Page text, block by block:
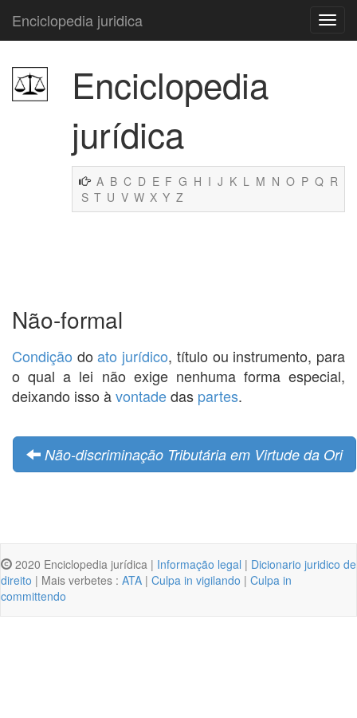
Enciclopedia juridica
Enciclopedia
jurídica
A B C D E F G H I J K L M N O P Q R
S T U V W X Y Z
Não-formal
Condição doato jurídico, título ou instrumento, para
o qual a lei não exige nenhuma forma especial,
deixando isso àvontadedas partes.
Não-discriminação Tributária em Virtude da Ori
2020 Enciclopedia jurídica | Informação legal | Dicionario juridico de
direito | Mais verbetes : ATA | Culpa in vigilando | Culpa in
committendo